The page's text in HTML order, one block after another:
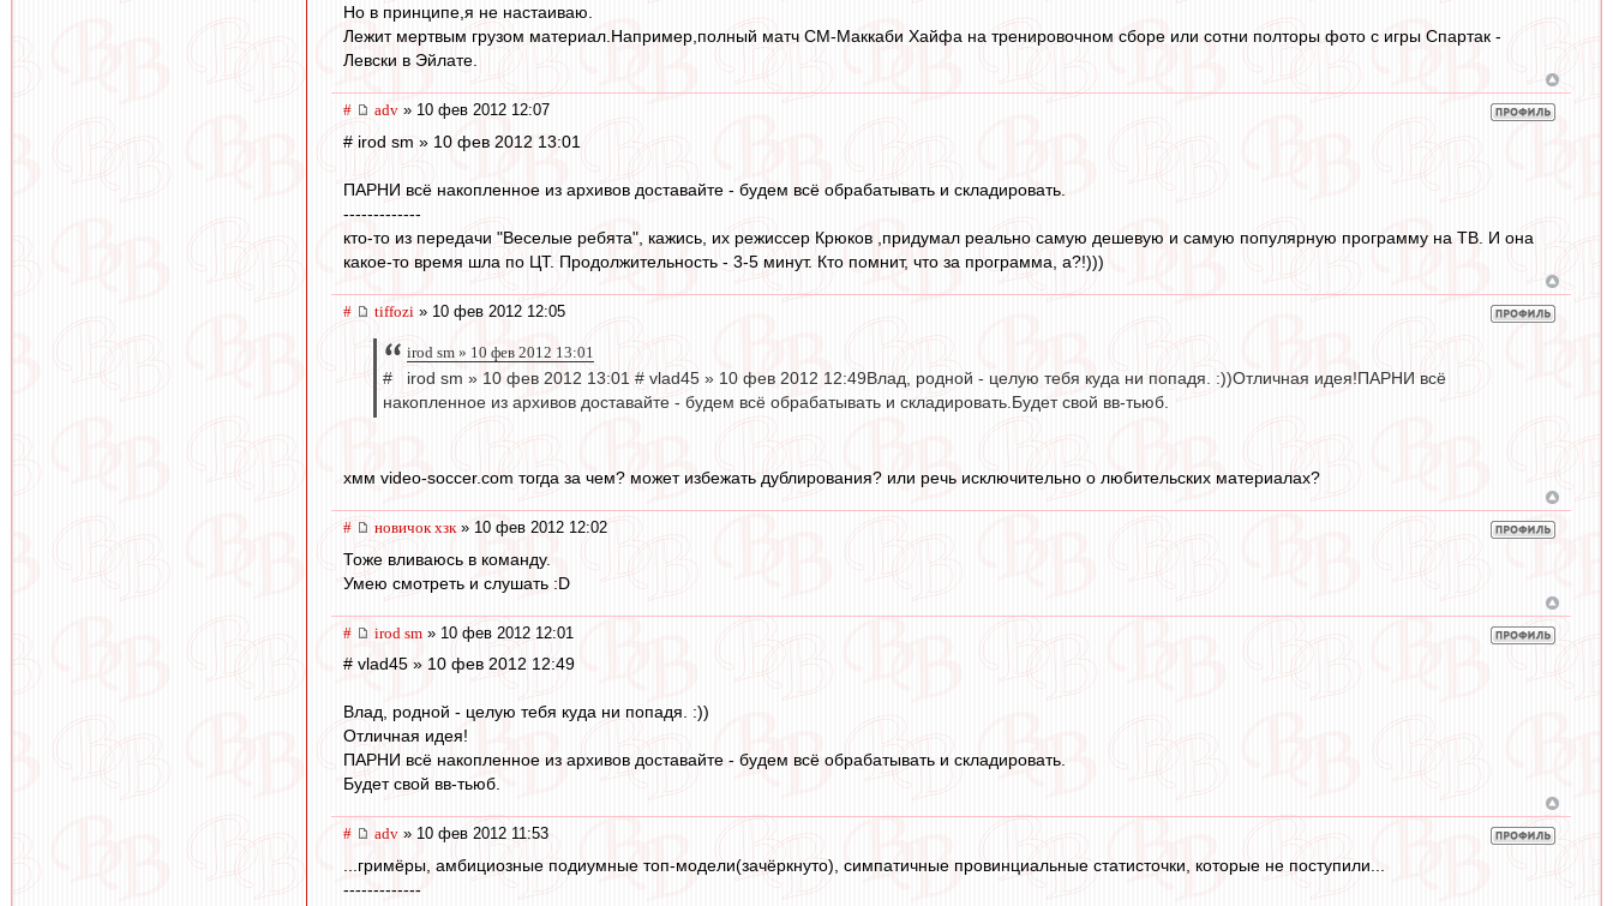
Но в принципе,я не настаиваю.
Лежит мертвым грузом материал.Например,полный матч СМ-Маккаби Хайфа на тренировочном сборе или сотни полторы фото с игры Спартак -
Левски в Эйлате.
# adv » 10 фев 2012 12:07
# irod sm » 10 фев 2012 13:01
ПАРНИ всё накопленное из архивов доставайте - будем всё обрабатывать и складировать.
-------------
кто-то из передачи "Веселые ребята", кажись, их режиссер Крюков ,придумал реально самую дешевую и самую популярную программу на ТВ. И она
какое-то время шла по ЦТ. Продолжительность - 3-5 минут. Кто помнит, что за программа, а?!)))
# tiffozi » 10 фев 2012 12:05
irod sm » 10 фев 2012 13:01
# irod sm » 10 фев 2012 13:01 # vlad45 » 10 фев 2012 12:49Влад, родной - целую тебя куда ни попадя. :))Отличная идея!ПАРНИ всё
накопленное из архивов доставайте - будем всё обрабатывать и складировать.Будет свой вв-тьюб.
хмм video-soccer.com тогда за чем? может избежать дублирования? или речь исключительно о любительских материалах?
# новичок хзк » 10 фев 2012 12:02
Тоже вливаюсь в команду.
Умею смотреть и слушать :D
# irod sm » 10 фев 2012 12:01
# vlad45 » 10 фев 2012 12:49
Влад, родной - целую тебя куда ни попадя. :))
Отличная идея!
ПАРНИ всё накопленное из архивов доставайте - будем всё обрабатывать и складировать.
Будет свой вв-тьюб.
# adv » 10 фев 2012 11:53
...гримёры, амбициозные подиумные топ-модели(зачёркнуто), симпатичные провинциальные статисточки, которые не поступили...
-------------